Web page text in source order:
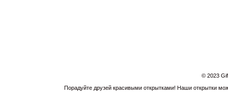
© 2023
Порадуйте друзей красивыми открытками! Наши открытки